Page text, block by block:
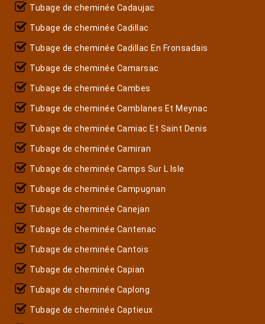
Tubage de cheminée Cadaujac
Tubage de cheminée Cadillac
Tubage de cheminée Cadillac En Fronsadais
Tubage de cheminée Camarsac
Tubage de cheminée Cambes
Tubage de cheminée Camblanes Et Meynac
Tubage de cheminée Camiac Et Saint Denis
Tubage de cheminée Camiran
Tubage de cheminée Camps Sur L Isle
Tubage de cheminée Campugnan
Tubage de cheminée Canejan
Tubage de cheminée Cantenac
Tubage de cheminée Cantois
Tubage de cheminée Capian
Tubage de cheminée Caplong
Tubage de cheminée Captieux